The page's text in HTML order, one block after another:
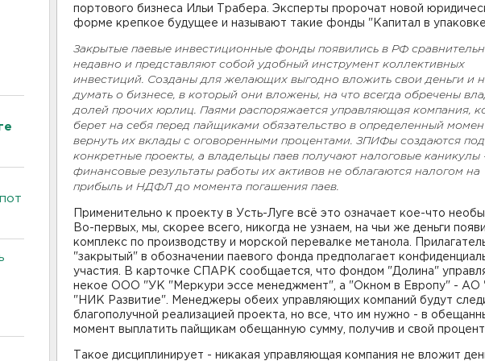
портового бизнеса Ильи Трабера. Эксперты пророчат новой
форме крепкое будущее и называют такие фонды "Капитал в
Закрытые паевые инвестиционные фонды появились в РФ
недавно и представляют собой удобный инструмент коллективных
инвестиций. Созданы для желающих выгодно вложить свои деньги и
думать о бизнесе, в который они вложены, на что всегда обречены
долей прочих юрлиц. Паями распоряжается управляющая компания,
берет на себя перед пайщиками обязательство в определенный
вернуть их вклады с оговоренными процентами. ЗПИФы создаются под
конкретные проекты, а владельцы паев получают налоговые каникулы
финансовые результаты работы их активов не облагаются налогом на
прибыль и НДФЛ до момента погашения паев.
Применительно к проекту в Усть-Луге всё это означает кое-что
Во-первых, мы, скорее всего, никогда не узнаем, на чьи же деньги
комплекс по производству и морской перевалке метанола.
"закрытый" в обозначении паевого фонда предполагает
участия. В карточке СПАРК сообщается, что фондом "Долина"
некое ООО "УК "Меркури эссе менеджмент", а "Окном в Европу" - АО
"НИК Развитие". Менеджеры обеих управляющих компаний будут
благополучной реализацией проекта, но все, что им нужно - в
момент выплатить пайщикам обещанную сумму, получив и свой процент.
Такое дисциплинирует - никакая управляющая компания не вложит